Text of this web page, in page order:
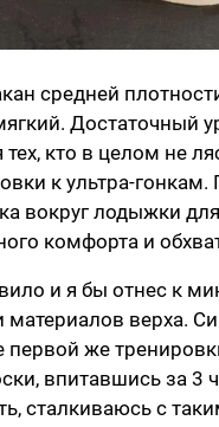
средней
Достаточный
кто в целом не
к ультра-
вокруг лодыжки для
комфорта и
и я бы отнес к
материалов верха.
первой же
впитавшись за 3
сталкиваюсь с